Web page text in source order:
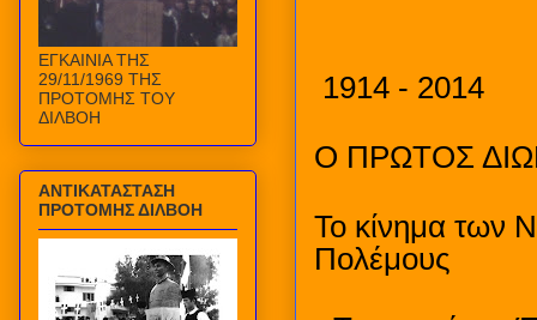
1914 - 2014
Ο ΠΡΩΤΟΣ
Το κίνημα των
Πολέμους
ΕΓΚΑΙΝΙΑ ΤΗΣ
29/11/1969 ΤΗΣ
ΠΡΟΤΟΜΗΣ ΤΟΥ
ΔΙΛΒΟΗ
ΑΝΤΙΚΑΤΑΣΤΑΣΗ
ΠΡΟΤΟΜΗΣ ΔΙΛΒΟΗ